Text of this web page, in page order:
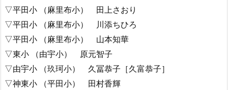
▽平田小 （麻里布小） 田上さおり
▽平田小 （麻里布小） 川添ちひろ
▽平田小 （麻里布小） 山本知華
▽東小 （由宇小） 原元智子
▽由宇小 （玖珂小） 久冨恭子［久富恭子］
▽神東小 （平田小） 田村香輝